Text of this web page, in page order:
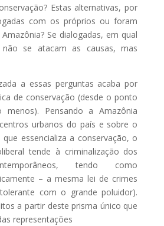
Estas alternativas, por
com os próprios ou foram
Se dialogadas, em qual
não se atacam as causas, mas
a essas perguntas acaba por
de conservação (desde o ponto
Pensando a Amazônia
urbanos do país e sobre o
essencializa a conservação, o
tende à criminalização dos
tendo como
– a mesma lei de crimes
com o grande poluidor).
a partir deste prisma único que
representações